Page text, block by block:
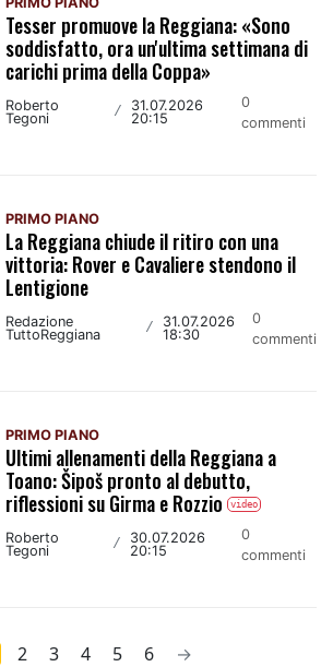
Tesser promuove la Reggiana: «Sono
soddisfatto, ora un'ultima settimana di
carichi prima della Coppa»
Roberto
Tegoni
/
31.07.2026
20:15
0
commenti
PRIMO PIANO
La Reggiana chiude il ritiro con una
vittoria: Rover e Cavaliere stendono il
Lentigione
Redazione
TuttoReggiana
/
31.07.2026
18:30
0
commenti
PRIMO PIANO
Ultimi allenamenti della Reggiana a
Toano: Šipoš pronto al debutto,
riflessioni su Girma e Rozzio video
Roberto
Tegoni
/
30.07.2026
20:15
0
commenti
2 3 4 5 6 →